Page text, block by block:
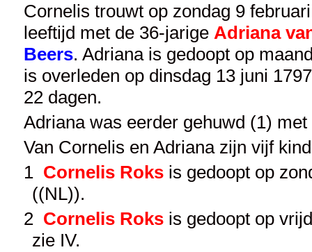
Cornelis trouwt op zondag 9
leeftijd met de 36-jarige Adriana
Beers. Adriana is gedoopt op
is overleden op dinsdag 13 juni
22 dagen.
Adriana was eerder gehuwd (1) met
Van Cornelis en Adriana zijn vijf
1 Cornelis Roksis gedoopt op
((NL)).
2 Cornelis Roksis gedoopt op
zie IV.